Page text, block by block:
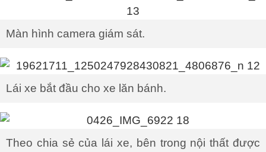
Màn hình camera giám sát.
Lái xe bắt đầu cho xe lăn bánh.
Theo chia sẻ của lái xe, bên trong nội thất được